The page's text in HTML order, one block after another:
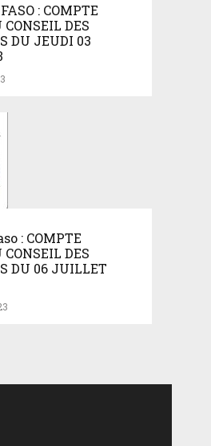
: COMPTE
DES
DU JEUDI 03
: COMPTE
DES
DU 06 JUILLET